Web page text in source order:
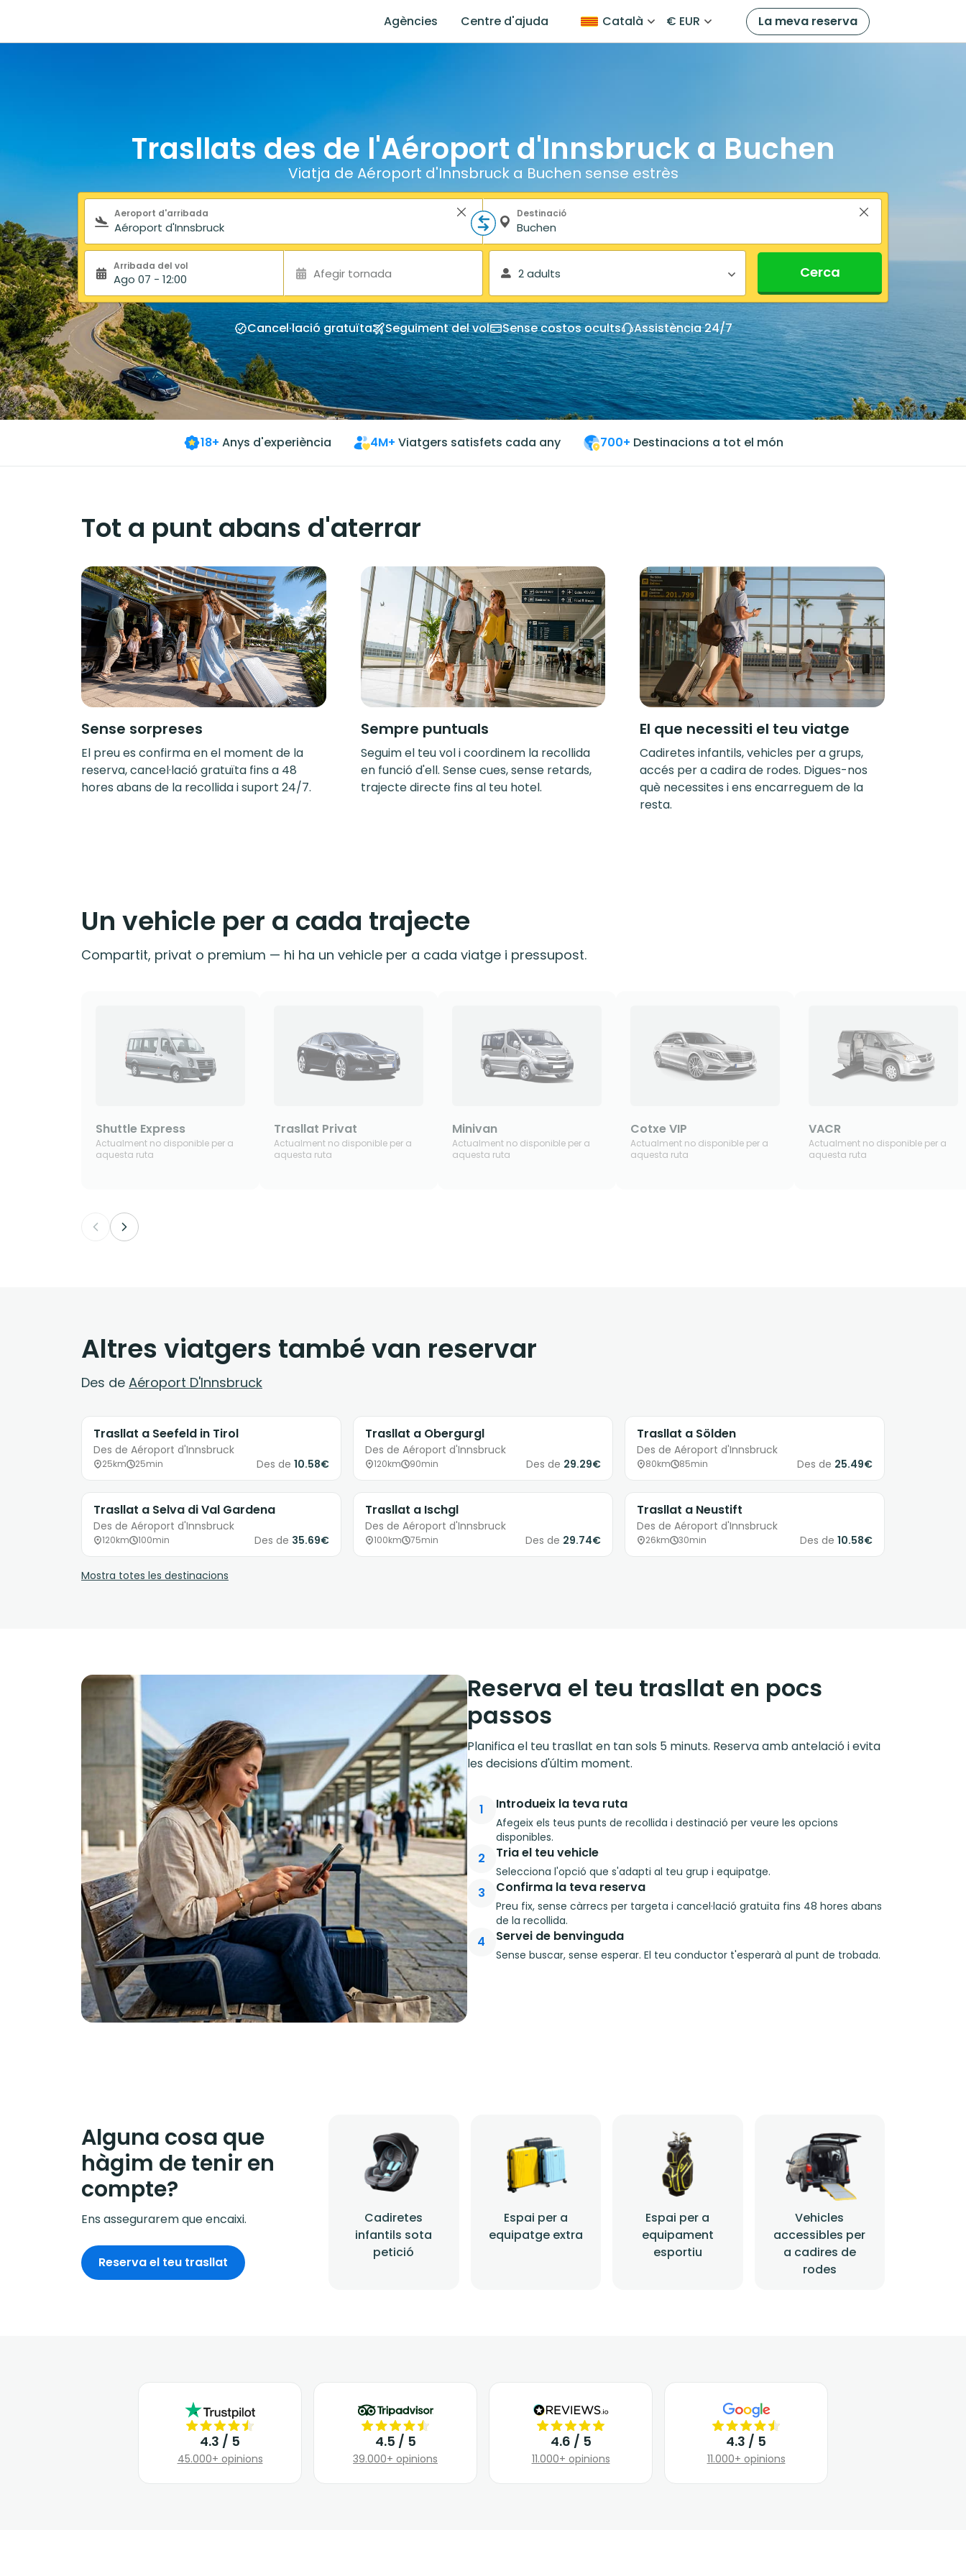
Agències Centre d'ajuda Català € EUR La meva reserva
Trasllats des de l'Aéroport d'Innsbruck a Buchen
Viatja de Aéroport d'Innsbruck a Buchen sense estrès
Formulari de cerca
Aeroport d'arribada Destinació
Arribada del vol
Ago 07 - 12:00 Afegir tornada 2 adults Cerca
Cancel·lació gratuïta Seguiment del vol Sense costos ocults Assistència 24/7
18+ Anys d'experiència 4M+ Viatgers satisfets cada any 700+ Destinacions a tot el món
Tot a punt abans d'aterrar
Sense sorpreses
El preu es confirma en el moment de la
reserva, cancel·lació gratuïta fins a 48
hores abans de la recollida i suport 24/7.
Sempre puntuals
Seguim el teu vol i coordinem la recollida
en funció d'ell. Sense cues, sense retards,
trajecte directe fins al teu hotel.
El que necessiti el teu viatge
Cadiretes infantils, vehicles per a grups,
accés per a cadira de rodes. Digues-nos
què necessites i ens encarreguem de la
resta.
Un vehicle per a cada trajecte
Compartit, privat o premium — hi ha un vehicle per a cada viatge i pressupost.
Shuttle Express
Actualment no disponible per a
aquesta ruta
Trasllat Privat
Actualment no disponible per a
aquesta ruta
Minivan
Actualment no disponible per a
aquesta ruta
Cotxe VIP
Actualment no disponible per a
aquesta ruta
VACR
Actualment no disponible per a
aquesta ruta
Altres viatgers també van reservar
Des de Aéroport D'Innsbruck
Trasllat a Seefeld in Tirol
Des de Aéroport d'Innsbruck
25km 25min Des de 10.58€
Trasllat a Obergurgl
Des de Aéroport d'Innsbruck
120km 90min Des de 29.29€
Trasllat a Sölden
Des de Aéroport d'Innsbruck
80km 85min Des de 25.49€
Trasllat a Selva di Val Gardena
Des de Aéroport d'Innsbruck
120km 100min Des de 35.69€
Trasllat a Ischgl
Des de Aéroport d'Innsbruck
100km 75min Des de 29.74€
Trasllat a Neustift
Des de Aéroport d'Innsbruck
26km 30min Des de 10.58€
Mostra totes les destinacions
Reserva el teu trasllat en pocs
passos
Planifica el teu trasllat en tan sols 5 minuts. Reserva amb antelació i evita
les decisions d'últim moment.
1 Introdueix la teva ruta
Afegeix els teus punts de recollida i destinació per veure les opcions
disponibles.
2 Tria el teu vehicle
Selecciona l'opció que s'adapti al teu grup i equipatge.
3 Confirma la teva reserva
Preu fix, sense càrrecs per targeta i cancel·lació gratuïta fins 48 hores abans
de la recollida.
4 Servei de benvinguda
Sense buscar, sense esperar. El teu conductor t'esperarà al punt de trobada.
Alguna cosa que
hàgim de tenir en
compte?
Ens assegurarem que encaixi.
Cadiretes
infantils sota
petició
Espai per a
equipatge extra
Espai per a
equipament
esportiu
Vehicles
accessibles per
a cadires de
rodes
Reserva el teu trasllat
4.3 / 5
45.000+ opinions
4.5 / 5
39.000+ opinions
4.6 / 5
11.000+ opinions
4.3 / 5
11.000+ opinions